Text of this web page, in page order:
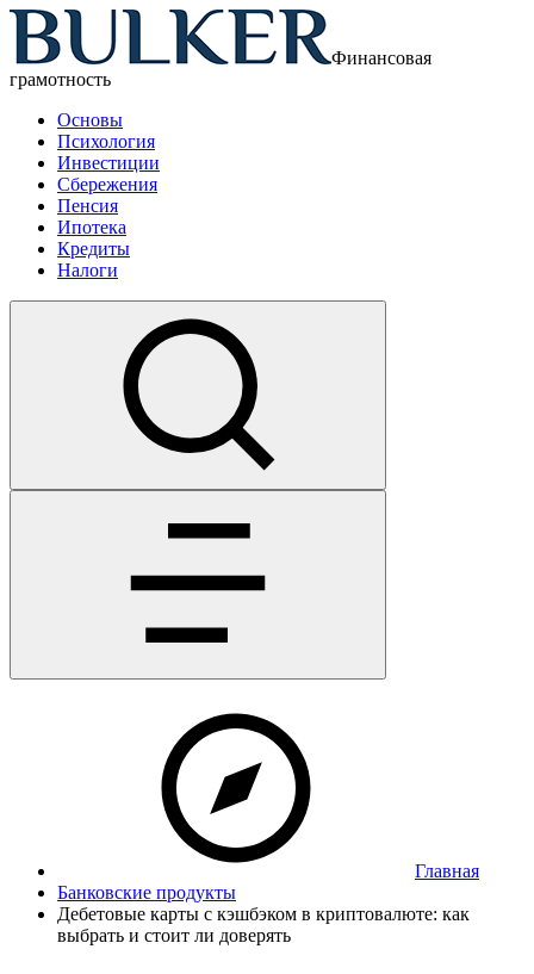
Финансовая
грамотность
Основы
Психология
Инвестиции
Сбережения
Пенсия
Ипотека
Кредиты
Налоги
Главная
Банковские продукты
Дебетовые карты с кэшбэком в криптовалюте: как
выбрать и стоит ли доверять